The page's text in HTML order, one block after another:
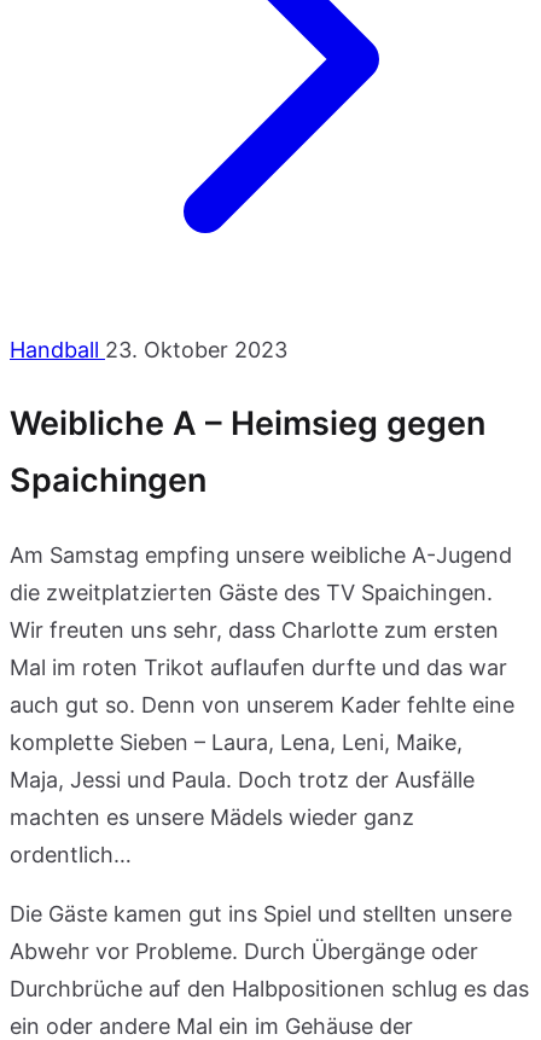
Handball 23. Oktober 2023
Weibliche A – Heimsieg gegen
Spaichingen
Am Samstag empfing unsere weibliche A-Jugend
die zweitplatzierten Gäste des TV Spaichingen.
Wir freuten uns sehr, dass Charlotte zum ersten
Mal im roten Trikot auflaufen durfte und das war
auch gut so. Denn von unserem Kader fehlte eine
komplette Sieben – Laura, Lena, Leni, Maike,
Maja, Jessi und Paula. Doch trotz der Ausfälle
machten es unsere Mädels wieder ganz
ordentlich…
Die Gäste kamen gut ins Spiel und stellten unsere
Abwehr vor Probleme. Durch Übergänge oder
Durchbrüche auf den Halbpositionen schlug es das
ein oder andere Mal ein im Gehäuse der